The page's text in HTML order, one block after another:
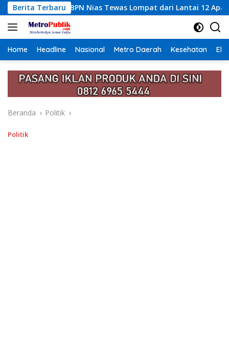
Langsung
ke
konten
Berita Terbaru
Lompat dari Lantai 12 Apartemen, Berawal dari Pesan
Home Headline Nasional Metro Daerah Kesehatan
Beranda Politik
Politik